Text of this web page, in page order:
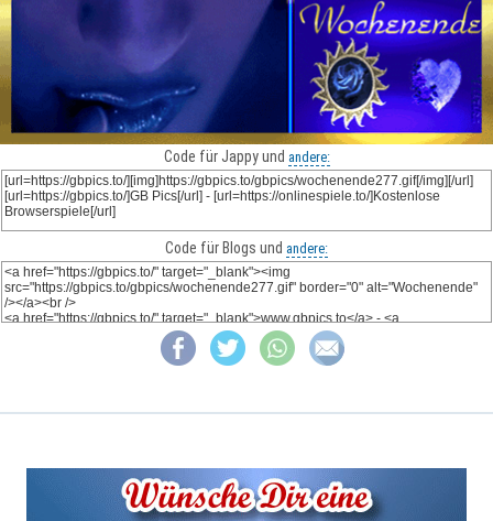
Code für Jappy und andere:
Code für Blogs und andere: